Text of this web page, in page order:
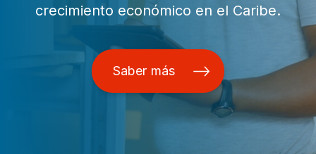
crecimiento económico en el Caribe.
Saber más